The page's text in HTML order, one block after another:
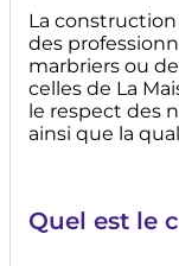
La
des
marbriers ou
celles de La
le respect des
ainsi que la
Quel est le